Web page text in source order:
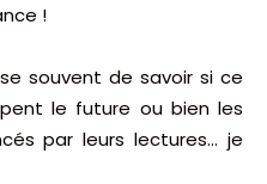
!
souvent de savoir si ce
le future ou bien les
par leurs lectures… je